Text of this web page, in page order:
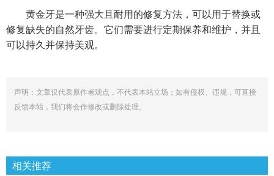
黄金牙是一种强大且耐用的修复方法，可以用于替换或
修复缺失的自然牙齿。它们需要进行定期保养和维护，并且
可以持久并保持美观。
声明：文章仅代表原作者观点，不代表本站立场；如有侵权、违规，可直接
反馈本站，我们将会作修改或删除处理。
相关推荐